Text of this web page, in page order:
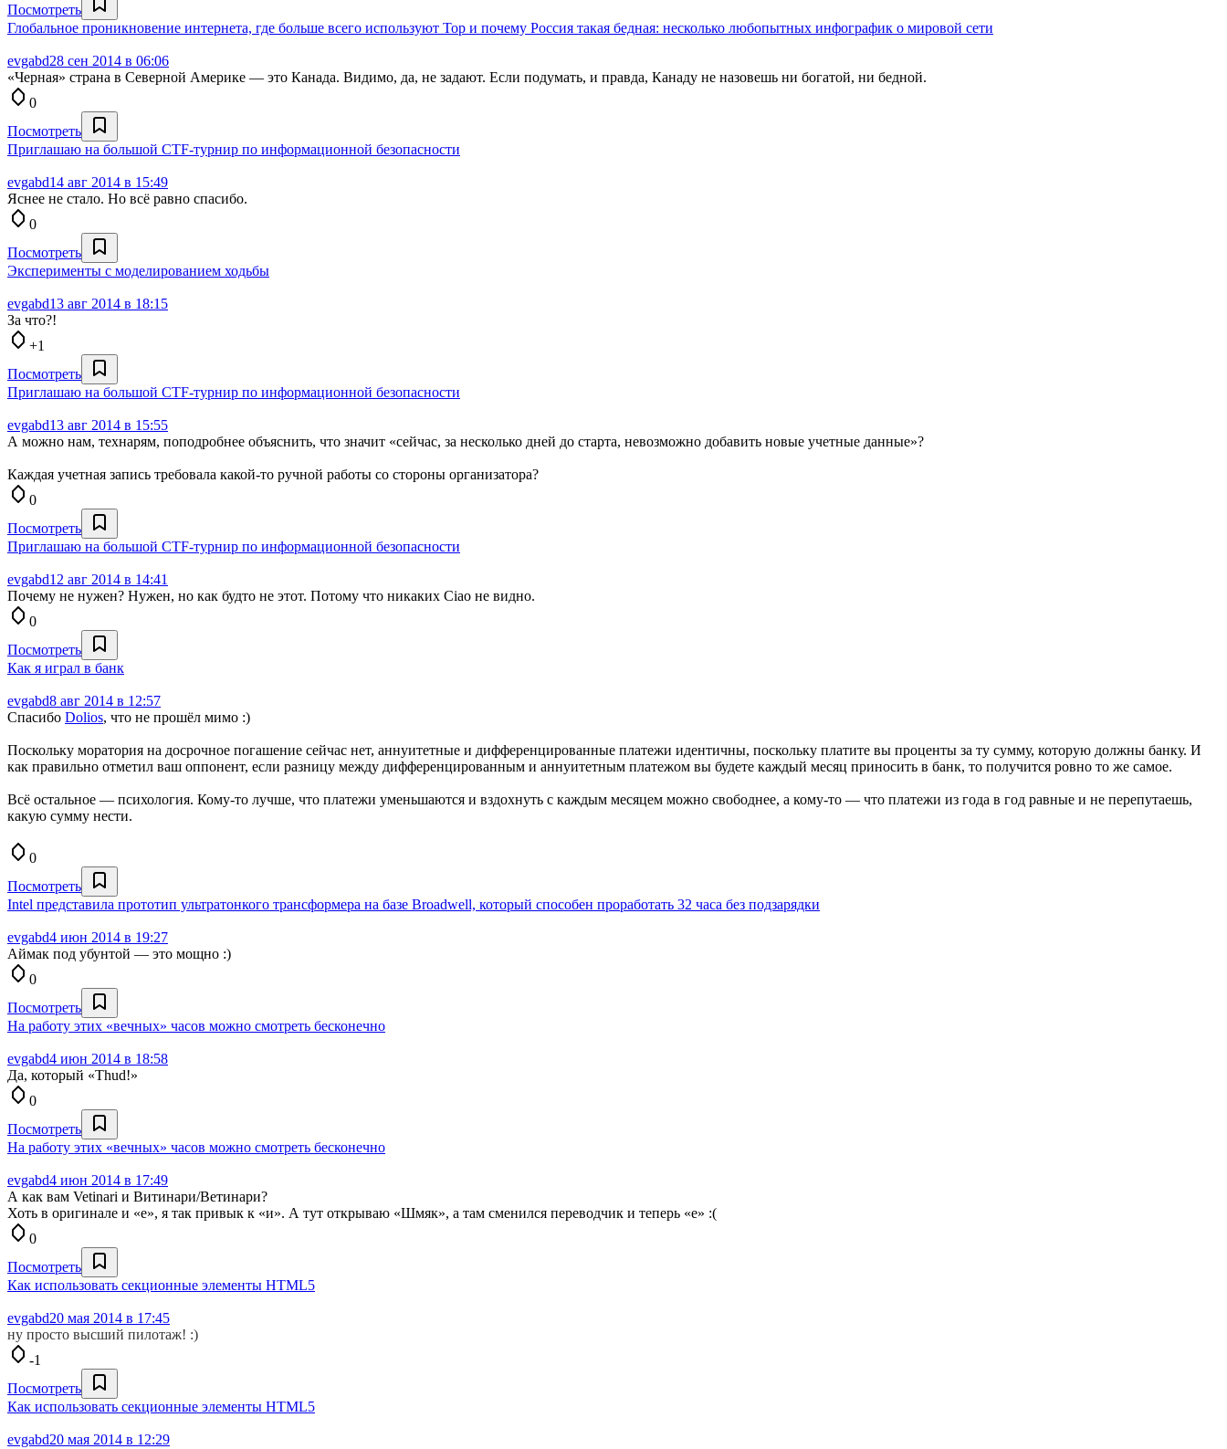
Посмотреть
Глобальное проникновение интернета, где больше всего используют Тор и почему Россия такая бедная: несколько любопытных инфографик о мировой сети
evgabd28 сен 2014 в 06:06
«Черная» страна в Северной Америке — это Канада. Видимо, да, не задают. Если подумать, и правда, Канаду не назовешь ни богатой, ни бедной.
0
Посмотреть
Приглашаю на большой CTF-турнир по информационной безопасности
evgabd14 авг 2014 в 15:49
Яснее не стало. Но всё равно спасибо.
0
Посмотреть
Эксперименты с моделированием ходьбы
evgabd13 авг 2014 в 18:15
За что?!
+1
Посмотреть
Приглашаю на большой CTF-турнир по информационной безопасности
evgabd13 авг 2014 в 15:55
А можно нам, технарям, поподробнее объяснить, что значит «сейчас, за несколько дней до старта, невозможно добавить новые учетные данные»?
Каждая учетная запись требовала какой-то ручной работы со стороны организатора?
0
Посмотреть
Приглашаю на большой CTF-турнир по информационной безопасности
evgabd12 авг 2014 в 14:41
Почему не нужен? Нужен, но как будто не этот. Потому что никаких Ciao не видно.
0
Посмотреть
Как я играл в банк
evgabd8 авг 2014 в 12:57
Спасибо Dolios, что не прошёл мимо :)
Поскольку моратория на досрочное погашение сейчас нет, аннуитетные и дифференцированные платежи идентичны, поскольку платите вы проценты за ту сумму, которую должны банку. И
как правильно отметил ваш оппонент, если разницу между дифференцированным и аннуитетным платежом вы будете каждый месяц приносить в банк, то получится ровно то же самое.
Всё остальное — психология. Кому-то лучше, что платежи уменьшаются и вздохнуть с каждым месяцем можно свободнее, а кому-то — что платежи из года в год равные и не перепутаешь,
какую сумму нести.
0
Посмотреть
Intel представила прототип ультратонкого трансформера на базе Broadwell, который способен проработать 32 часа без подзарядки
evgabd4 июн 2014 в 19:27
Аймак под убунтой — это мощно :)
0
Посмотреть
На работу этих «вечных» часов можно смотреть бесконечно
evgabd4 июн 2014 в 18:58
Да, который «Thud!»
0
Посмотреть
На работу этих «вечных» часов можно смотреть бесконечно
evgabd4 июн 2014 в 17:49
А как вам Vetinari и Витинари/Ветинари?
Хоть в оригинале и «е», я так привык к «и». А тут открываю «Шмяк», а там сменился переводчик и теперь «е» :(
0
Посмотреть
Как использовать секционные элементы HTML5
evgabd20 мая 2014 в 17:45
ну просто высший пилотаж! :)
-1
Посмотреть
Как использовать секционные элементы HTML5
evgabd20 мая 2014 в 12:29